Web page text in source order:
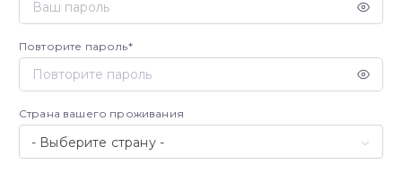
Повторите пароль
Страна вашего проживания
- Выберите страну -